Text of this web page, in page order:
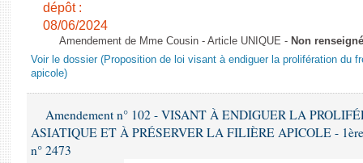
dépôt :
08/06/2024
Amendement de Mme Cousin - Article UNIQUE - Non renseigné
Voir le dossier (Proposition de loi visant à endiguer la prolifération du
apicole)
Amendement n° 102 - VISANT À ENDIGUER LA
ASIATIQUE ET À PRÉSERVER LA FILIÈRE APICOLE - 1ère
n° 2473